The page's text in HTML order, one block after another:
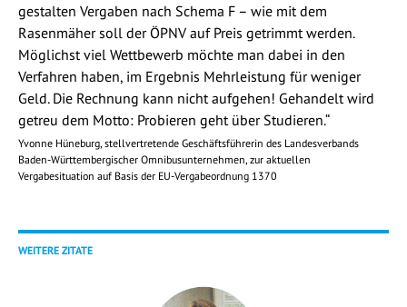
gestalten Vergaben nach Schema F – wie mit dem
Rasenmäher soll der ÖPNV auf Preis getrimmt werden.
Möglichst viel Wettbewerb möchte man dabei in den
Verfahren haben, im Ergebnis Mehrleistung für weniger
Geld. Die Rechnung kann nicht aufgehen! Gehandelt wird
getreu dem Motto: Probieren geht über Studieren.“
Yvonne Hüneburg, stellvertretende Geschäftsführerin des Landesverbands
Baden-Württembergischer Omnibusunternehmen, zur aktuellen
Vergabesituation auf Basis der EU-Vergabeordnung 1370
WEITERE ZITATE